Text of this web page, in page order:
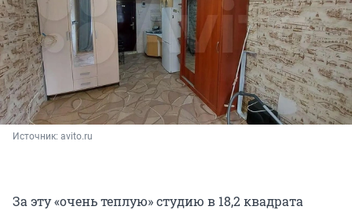
Источник: avito.ru
За эту «очень теплую» студию в 18,2 квадрата